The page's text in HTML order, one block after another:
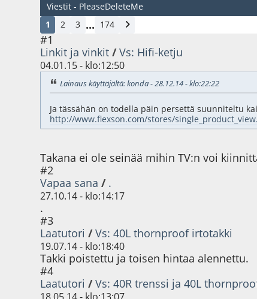
Viestit - PleaseDeleteMe
1
2 3 ... 174
#1
Linkit ja vinkit /Vs: Hifi-ketju
04.01.15 - klo:12:50
Lainaus käyttäjältä: konda - 28.12.14 - klo:22:22
Ja tässähän on todella päin persettä suunniteltu
http://www.flexson.com/stores/
Takana ei ole seinää mihin TV:n voi
#2
Vapaa sana / .
27.10.14 - klo:14:17
.
#3
Laatutori /Vs: 40L thornproof irtotakki
19.07.14 - klo:18:40
Takki poistettu ja toisen hintaa alennettu.
#4
Laatutori /Vs: 40R trenssi ja 40L